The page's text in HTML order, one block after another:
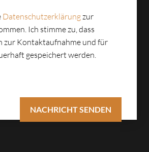
Datenschutzerklärungzur
Ich stimme zu, dass
zur Kontaktaufnahme und für
gespeichert werden.